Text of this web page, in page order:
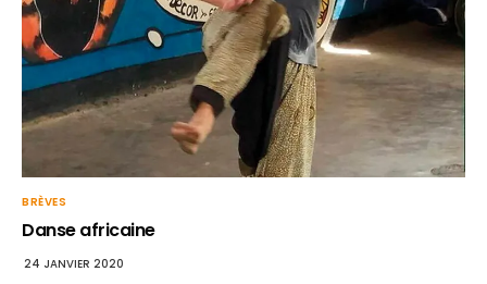
BRÈVES
Danse africaine
24 JANVIER 2020